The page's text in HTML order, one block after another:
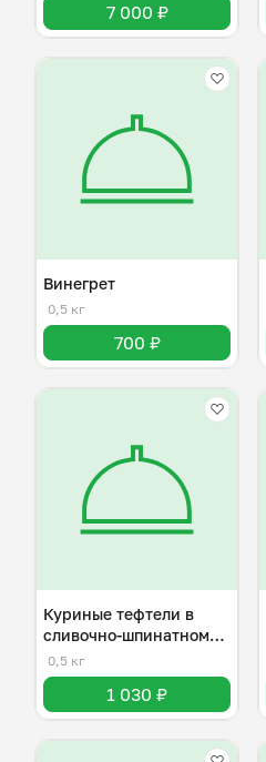
7 000 ₽
Винегрет
0,5 кг
700 ₽
Куриные тефтели в
сливочно-шпинатном
соусе
0,5 кг
1 030 ₽